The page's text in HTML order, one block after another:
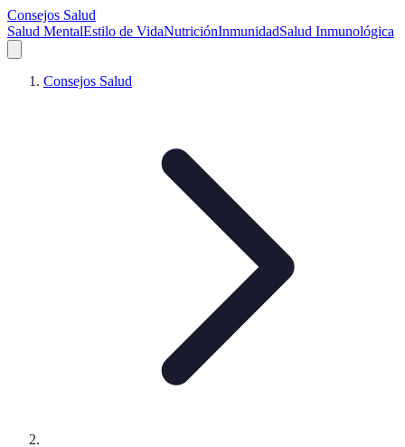
Consejos Salud
Salud MentalEstilo de VidaNutriciónInmunidadSalud Inmunológica
Consejos Salud